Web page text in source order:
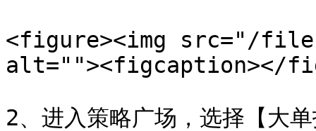
<figure><img src="/files/
alt=""><figcaption></
2、进入策略广场，选择【大